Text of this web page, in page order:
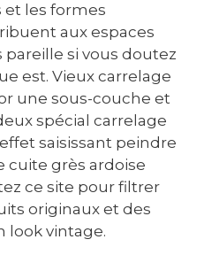
les formes
aux espaces
si vous doutez
est. Vieux carrelage
une sous-couche et
spécial carrelage
saisissant peindre
cuite grès ardoise
ce site pour filtrer
originaux et des
look vintage.